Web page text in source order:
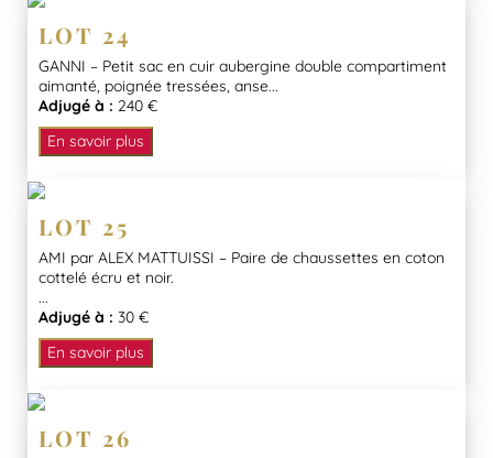
LOT 24
GANNI – Petit sac en cuir aubergine double compartiment
aimanté, poignée tressées, anse...
Adjugé à : 240 €
En savoir plus
LOT 25
AMI par ALEX MATTUISSI – Paire de chaussettes en coton
cottelé écru et noir.
...
Adjugé à : 30 €
En savoir plus
LOT 26